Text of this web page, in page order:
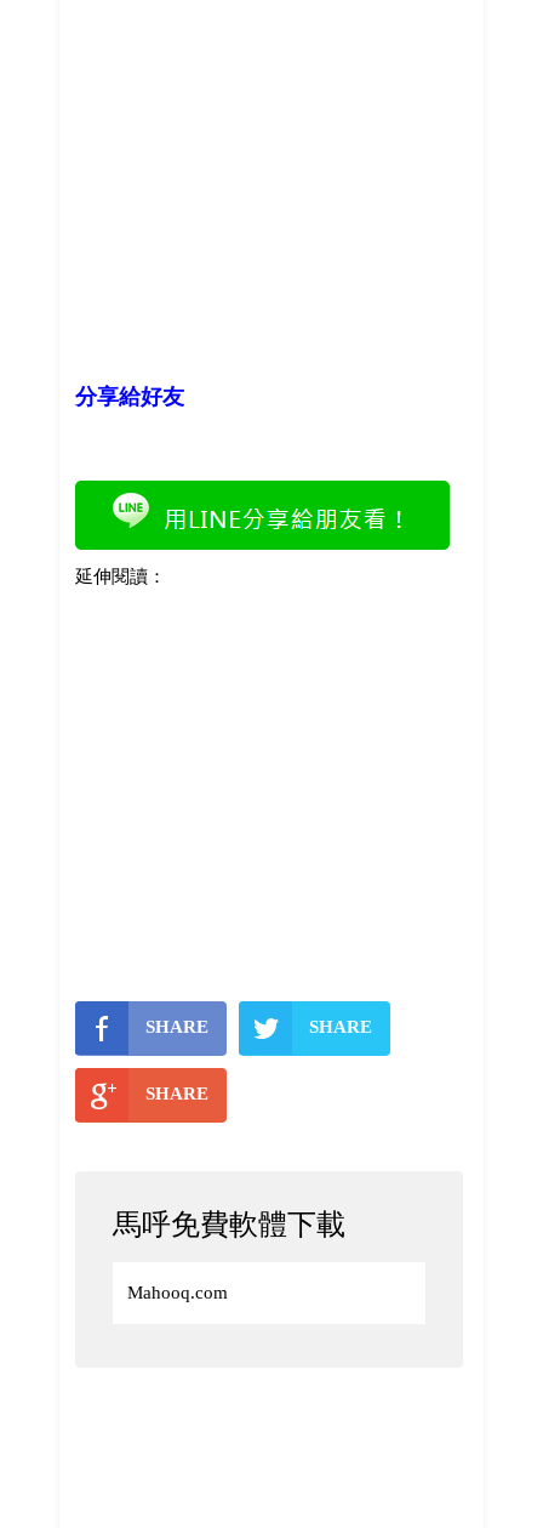
分享給好友
延伸閱讀：
SHARE SHARE
SHARE
馬呼免費軟體下載
Mahooq.com